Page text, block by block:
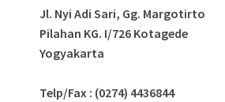
Jl. Nyi Adi Sari, Gg. Margotirto
Pilahan KG. I/726 Kotagede
Yogyakarta
Telp/Fax : (0274) 4436844